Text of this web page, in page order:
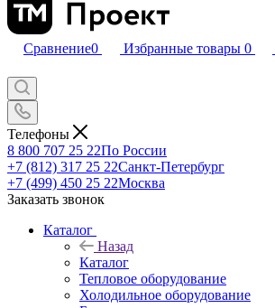
Сравнение0 Избранные товары 0
Телефоны
8 800 707 25 22По России
+7 (812) 317 25 22Санкт-Петербург
+7 (499) 450 25 22Москва
Заказать звонок
Каталог
Назад
Каталог
Тепловое оборудование
Холодильное оборудование